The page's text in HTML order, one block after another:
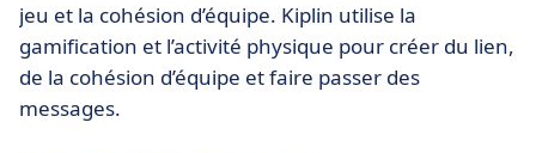
jeu et la cohésion d’équipe. Kiplin utilise la
gamification et l’activité physique pour créer du lien,
de la cohésion d’équipe et faire passer des
messages.